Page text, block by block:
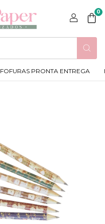
0
FOFURAS PRONTA ENTREGA